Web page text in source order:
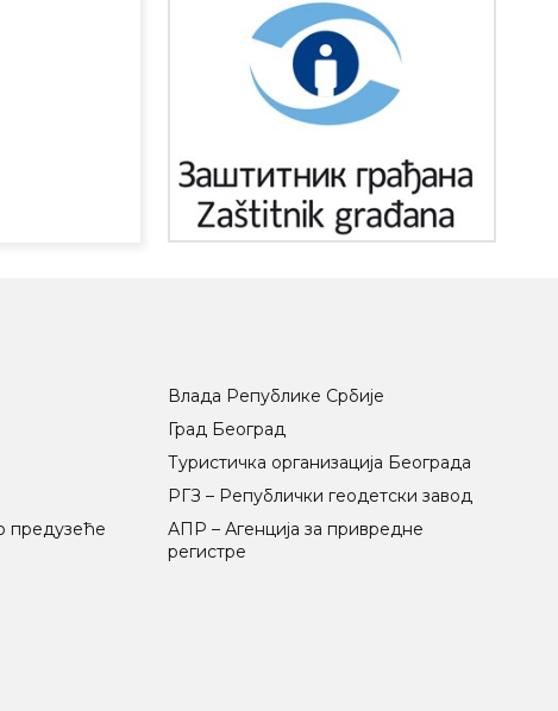
предузеће
Влада Републике Србије
Град Београд
Туристичка организација Београда
РГЗ – Републички геодетски завод
АПР – Агенција за привредне
регистре